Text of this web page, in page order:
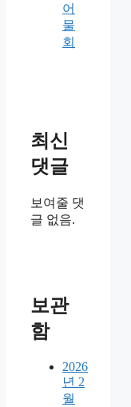
어
물
회
최신
댓글
보여줄 댓
글 없음.
보관
함
2026
년 2
월